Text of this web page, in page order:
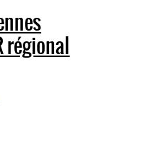
régional